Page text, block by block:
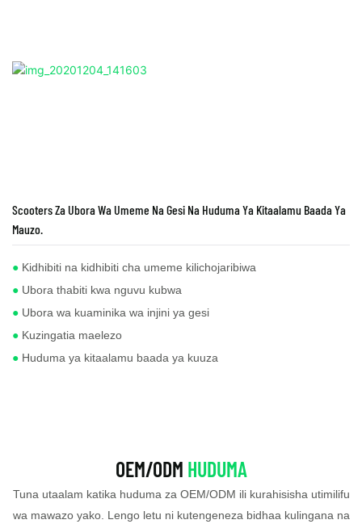
Scooters Za Ubora Wa Umeme Na Gesi Na Huduma Ya Kitaalamu Baada Ya
Mauzo.
● Kidhibiti na kidhibiti cha umeme kilichojaribiwa
● Ubora thabiti kwa nguvu kubwa
● Ubora wa kuaminika wa injini ya gesi
● Kuzingatia maelezo
● Huduma ya kitaalamu baada ya kuuza
OEM/ODM HUDUMA
Tuna utaalam katika huduma za OEM/ODM ili kurahisisha utimilifu
wa mawazo yako. Lengo letu ni kutengeneza bidhaa kulingana na